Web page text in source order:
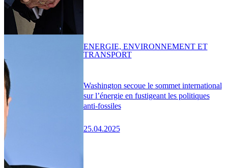
Washington secoue le sommet international
sur l’énergie en fustigeant les politiques
anti-fossiles
25.04.2025
ENERGIE, ENVIRONNEMENT ET
TRANSPORT